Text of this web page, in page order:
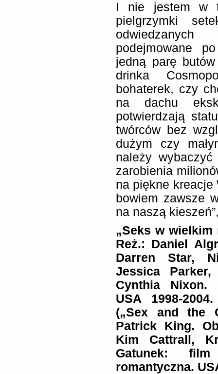
I nie jestem w
pielgrzymki
podejmowane
jedną parę
drinka
bohaterek, czy
na dachu
potwierdzają
twórców bez
dużym czy
należy wybaczyć
zarobienia
na piękne kreacje
bowiem zawsze
na naszą
„Seks w wielkim
Reż.: Daniel
Darren Star,
Jessica
Cynthia Nixon.
USA 1998-
(„Sex and the
Patrick King.
Kim Cattrall,
Gatunek:
romantyczna.